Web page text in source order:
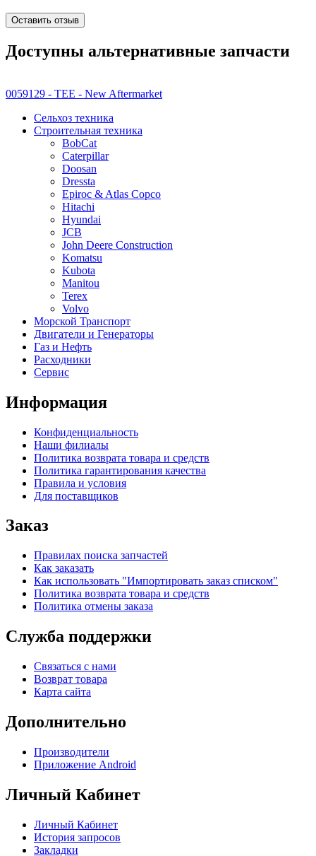
Оставить отзыв
Доступны альтернативные запчасти
0059129 - TEE - New Aftermarket
Сельхоз техника
Строительная техника
BobCat
Caterpillar
Doosan
Dressta
Epiroc & Atlas Copco
Hitachi
Hyundai
JCB
John Deere Construction
Komatsu
Kubota
Manitou
Terex
Volvo
Морской Транспорт
Двигатели и Генераторы
Газ и Нефть
Расходники
Сервис
Информация
Конфиденциальность
Наши филиалы
Политика возврата товара и средств
Политика гарантирования качества
Правила и условия
Для поставщиков
Заказ
Правилах поиска запчастей
Как заказать
Как использовать "Импортировать заказ списком"
Политика возврата товара и средств
Политика отмены заказа
Служба поддержки
Связаться с нами
Возврат товара
Карта сайта
Дополнительно
Производители
Приложение Android
Личный Кабинет
Личный Кабинет
История запросов
Закладки